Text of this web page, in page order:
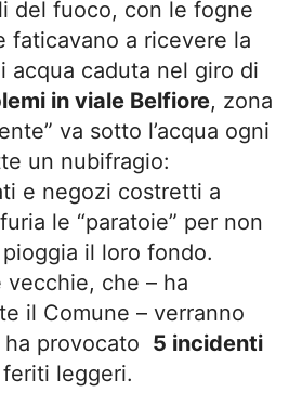
del fuoco, con le fogne
faticavano a ricevere la
acqua caduta nel giro di
in viale Belfiore, zona
va sotto l’acqua ogni
un nubifragio:
e negozi costretti a
le “paratoie” per non
il loro fondo.
che – ha
il Comune – verranno
provocato 5 incidenti
leggeri.